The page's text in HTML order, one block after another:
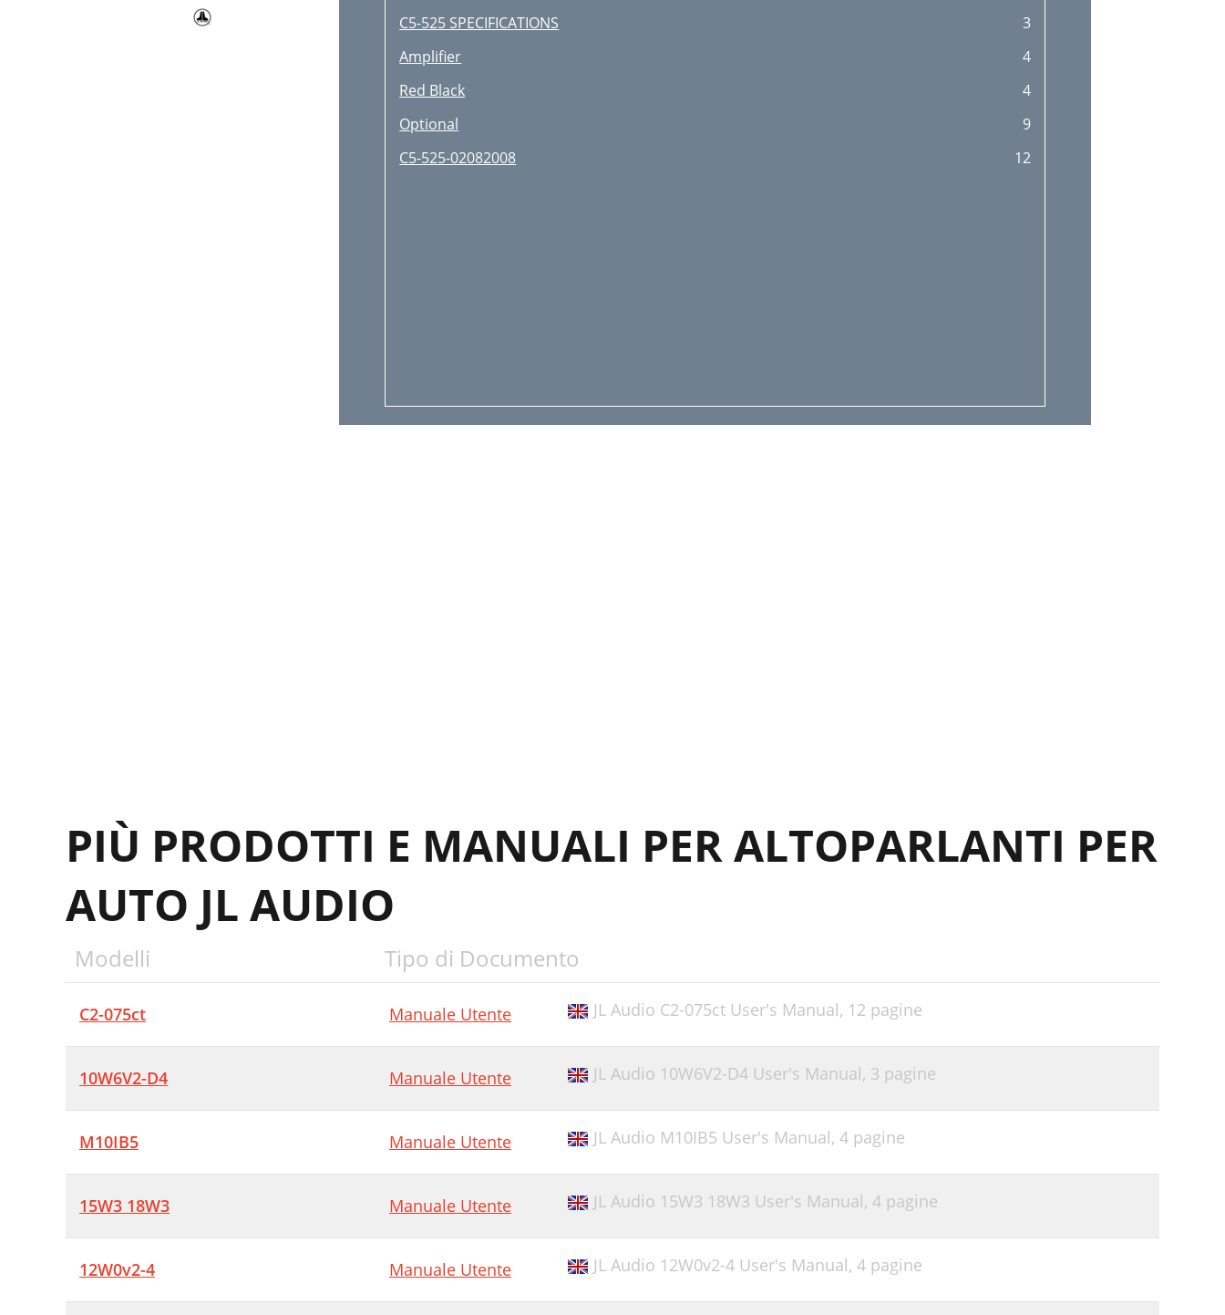
C5-525 SPECIFICATIONS
3
Ampliﬁer
4
Red Black
4
Optional
9
C5-525-02082008
12
PIÙ PRODOTTI E MANUALI PER ALTOPARLANTI PER
AUTO JL AUDIO
Modelli Tipo di Documento
C2-075ct Manuale Utente JL Audio C2-075ct User's Manual, 12 pagine
10W6V2-D4 Manuale Utente JL Audio 10W6V2-D4 User's Manual, 3 pagine
M10IB5 Manuale Utente JL Audio M10IB5 User's Manual, 4 pagine
15W3 18W3 Manuale Utente JL Audio 15W3 18W3 User's Manual, 4 pagine
12W0v2-4 Manuale Utente JL Audio 12W0v2-4 User's Manual, 4 pagine